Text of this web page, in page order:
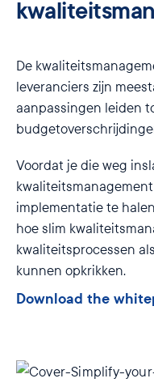
De
leveranciers zijn
aanpassingen leiden
Voordat je die weg
implementatie te
hoe slim
kwaliteitsprocessen
kunnen opkrikken.
Download the